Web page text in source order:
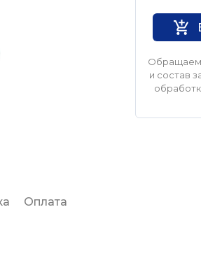
Обращаем
и состав
Оплата